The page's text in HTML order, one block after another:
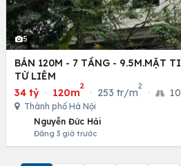
5
BÁN 120M - 7 TẦNG - 9.5M.MẶT
TỪ LIÊM
34 tỷ · 120m
2
· 253 tr/m
2
·
Thành phố Hà Nội
Nguyễn Đức Hải
Đăng 3 giờ trước